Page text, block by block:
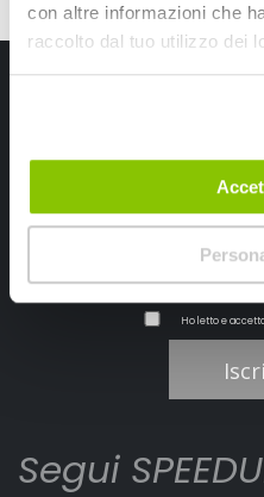
con altre informazioni che
raccolto dal tuo utilizzo dei
Iscriviti alla
Ricevi subito uno sconto del
Ho letto e
Segui